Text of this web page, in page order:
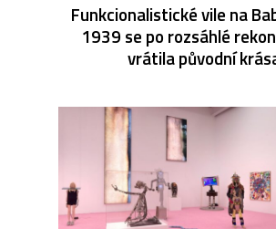
Funkcionalistické vile na
1939 se po rozsáhlé
vrátila původní